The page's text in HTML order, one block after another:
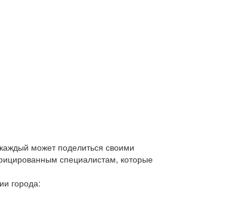
может поделиться своими
специалистам, которые
города: